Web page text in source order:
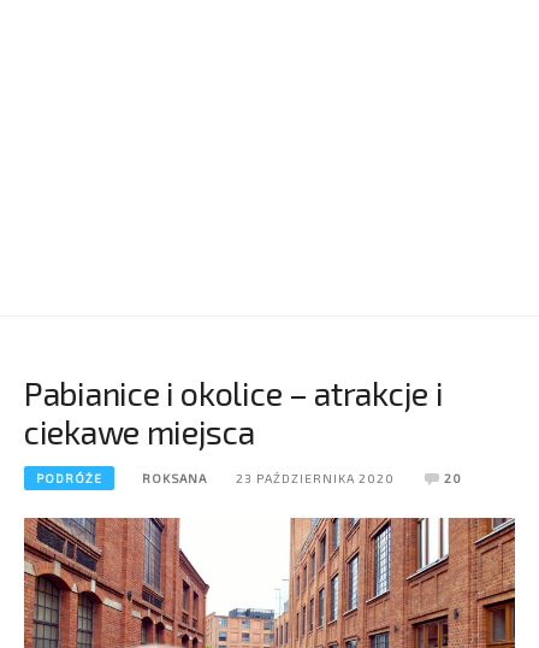
Pabianice i okolice – atrakcje i
ciekawe miejsca
PODRÓŻE ROKSANA 23 PAŹDZIERNIKA 2020 20